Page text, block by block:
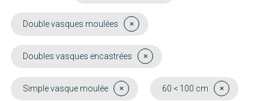
Double vasques moulées
Doubles vasques encastrées
Simple vasque moulée 60 < 100 cm